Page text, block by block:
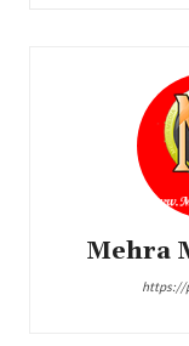
Mehra
https://